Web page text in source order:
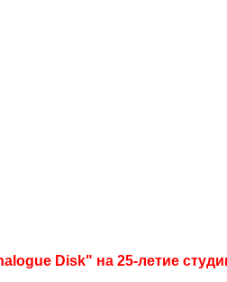
Disk" на 25-летие